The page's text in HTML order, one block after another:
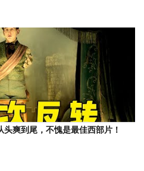
头爽到尾，不愧是最佳西部片！